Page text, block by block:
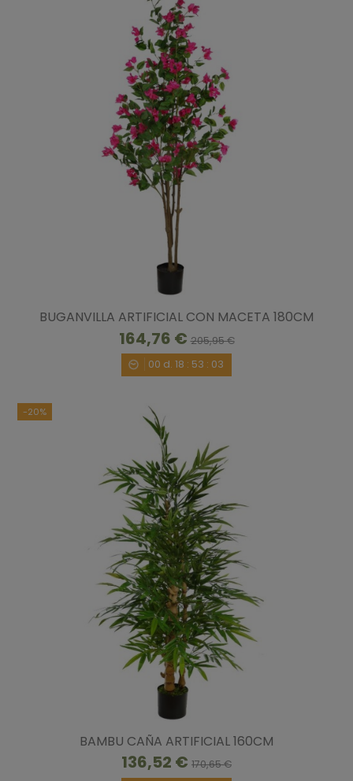
BUGANVILLA ARTIFICIAL CON MACETA 180CM
164,76 €205,95 €
00 d. 18 : 53 : 02
-20%
BAMBU CAÑA ARTIFICIAL 160CM
136,52 € 170,65 €